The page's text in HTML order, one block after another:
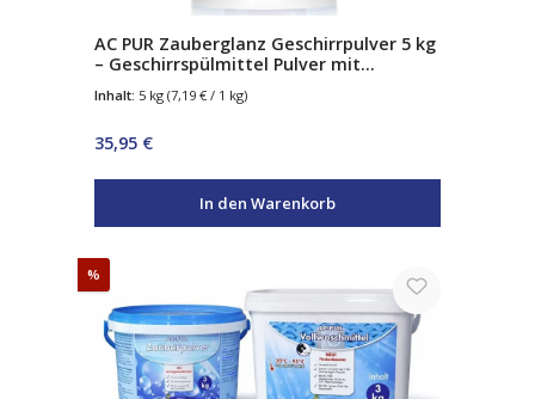
AC PUR Zauberglanz Geschirrpulver 5 kg
– Geschirrspülmittel Pulver mit
Inhalt: 5 kg (7,19 € / 1 kg)
Regulärer Preis:
35,95 €
In den Warenkorb
%